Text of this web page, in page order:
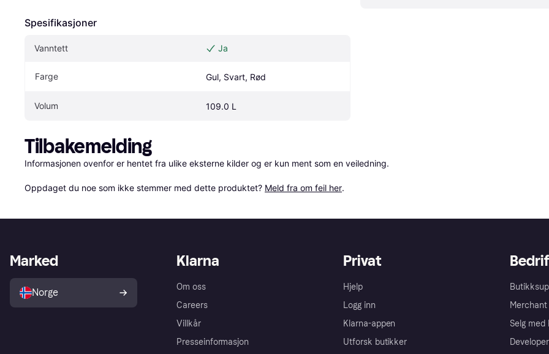
Spesifikasjoner
Vanntett Ja
Farge Gul, Svart, Rød
Volum 109.0 L
Tilbakemelding
Informasjonen ovenfor er hentet fra ulike eksterne kilder og er kun ment som en veiledning.
Oppdaget du noe som ikke stemmer med dette produktet? Meld fra om feil her.
Klarna
Om oss
Careers
Villkår
Presseinformasjon
Privat
Hjelp
Logg inn
Klarna-appen
Utforsk butikker
Merchant
Selg med
Marked
Norge